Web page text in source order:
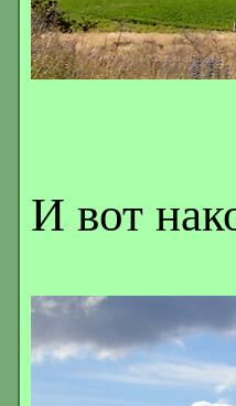
И вот